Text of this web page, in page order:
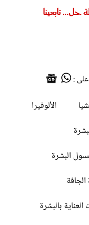
تابعينا
على :
الألوفيرا
البشرة
الجافة
بالبشرة